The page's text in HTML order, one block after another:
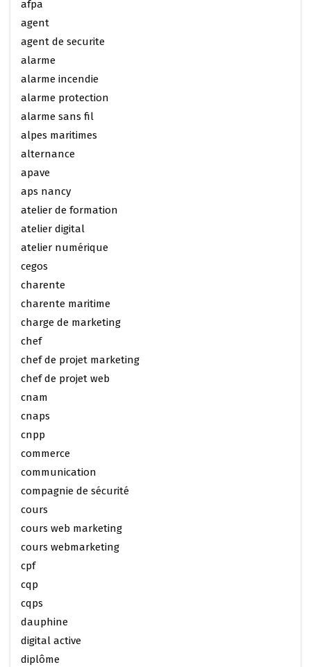
afpa
agent
agent de securite
alarme
alarme incendie
alarme protection
alarme sans fil
alpes maritimes
alternance
apave
aps nancy
atelier de formation
atelier digital
atelier numérique
cegos
charente
charente maritime
charge de marketing
chef
chef de projet marketing
chef de projet web
cnam
cnaps
cnpp
commerce
communication
compagnie de sécurité
cours
cours web marketing
cours webmarketing
cpf
cqp
cqps
dauphine
digital active
diplôme